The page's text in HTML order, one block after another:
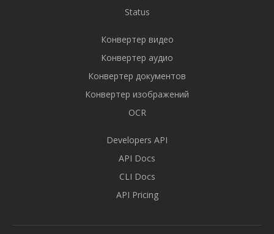
Status
Конвертер видео
Конвертер аудио
Конвертер документов
Конвертер изображений
OCR
Developers API
API Docs
CLI Docs
API Pricing